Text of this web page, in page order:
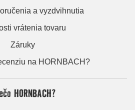
a vyzdvihnutia
vrátenia tovaru
Záruky
na HORNBACH?
HORNBACH?